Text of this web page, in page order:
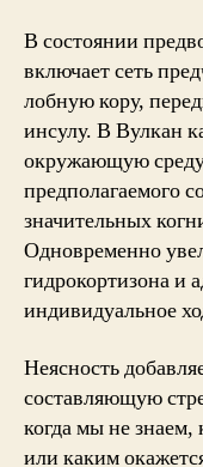
В состоянии
включает сеть
лобную кору,
инсулу. В Вулкан
окружающую
предполагаемого
значительных
Одновременно
гидрокортизона и
индивидуальное
Неясность
составляющую
когда мы не знаем,
или каким